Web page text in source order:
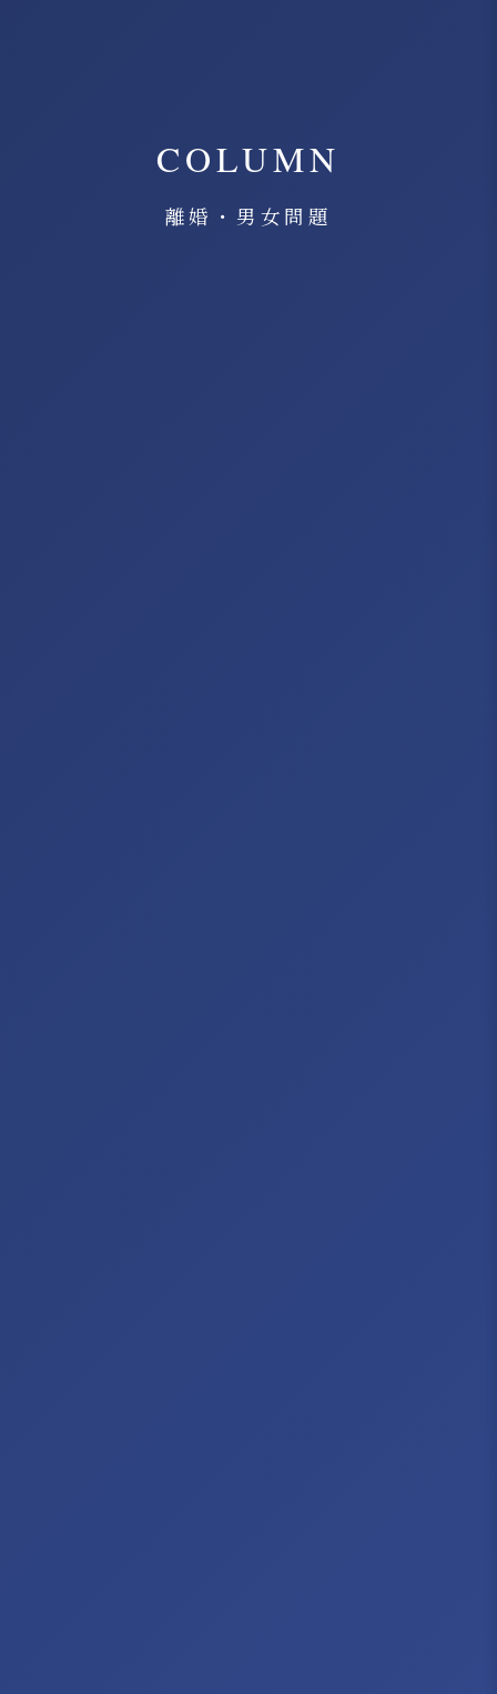
COLUMN
離婚・男女問題